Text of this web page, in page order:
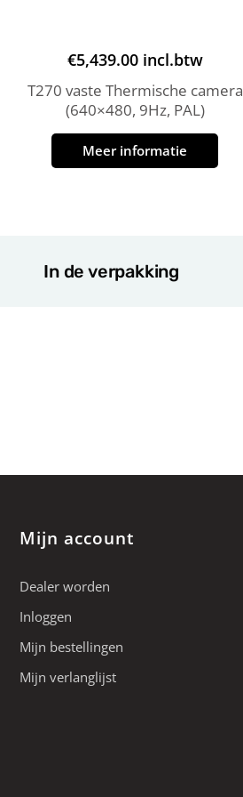
€5,439.00 incl.btw
T270 vaste Thermische camera
(640×480, 9Hz, PAL)
Meer informatie
In de verpakking
Mijn account
Dealer worden
Inloggen
Mijn bestellingen
Mijn verlanglijst